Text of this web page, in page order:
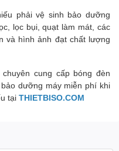
phải vệ sinh bảo dưỡng
lọc bụi, quạt làm mát, các
và hình ảnh đạt chất lượng
cung cấp bóng đèn
dưỡng máy miễn phí khi
tại THIETBISO.COM